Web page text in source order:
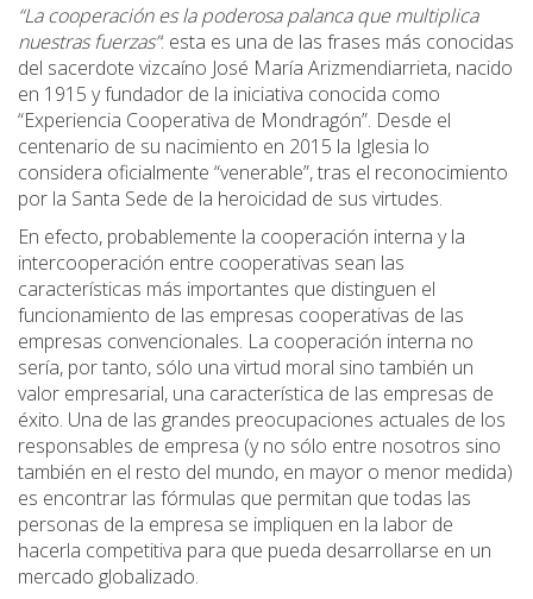
“La cooperación es la poderosa palanca que multiplica
nuestras fuerzas”: esta es una de las frases más conocidas
del sacerdote vizcaíno José María Arizmendiarrieta, nacido
en 1915 y fundador de la iniciativa conocida como
“Experiencia Cooperativa de Mondragón”. Desde el
centenario de su nacimiento en 2015 la Iglesia lo
considera oficialmente “venerable”, tras el reconocimiento
por la Santa Sede de la heroicidad de sus virtudes.
En efecto, probablemente la cooperación interna y la
intercooperación entre cooperativas sean las
características más importantes que distinguen el
funcionamiento de las empresas cooperativas de las
empresas convencionales. La cooperación interna no
sería, por tanto, sólo una virtud moral sino también un
valor empresarial, una característica de las empresas de
éxito. Una de las grandes preocupaciones actuales de los
responsables de empresa (y no sólo entre nosotros sino
también en el resto del mundo, en mayor o menor medida)
es encontrar las fórmulas que permitan que todas las
personas de la empresa se impliquen en la labor de
hacerla competitiva para que pueda desarrollarse en un
mercado globalizado.